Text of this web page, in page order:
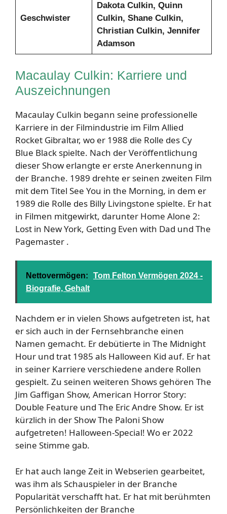
Geschwister
Dakota Culkin, Quinn
Culkin, Shane Culkin,
Christian Culkin, Jennifer
Adamson
Macaulay Culkin: Karriere und
Auszeichnungen
Macaulay Culkin begann seine professionelle
Karriere in der Filmindustrie im Film Allied
Rocket Gibraltar, wo er 1988 die Rolle des Cy
Blue Black spielte. Nach der Veröffentlichung
dieser Show erlangte er erste Anerkennung in
der Branche. 1989 drehte er seinen zweiten Film
mit dem Titel See You in the Morning, in dem er
1989 die Rolle des Billy Livingstone spielte. Er hat
in Filmen mitgewirkt, darunter Home Alone 2:
Lost in New York, Getting Even with Dad und The
Pagemaster .
Nettovermögen:
Tom Felton Vermögen 2024 -
Biografie, Gehalt
Nachdem er in vielen Shows aufgetreten ist, hat
er sich auch in der Fernsehbranche einen
Namen gemacht. Er debütierte in The Midnight
Hour und trat 1985 als Halloween Kid auf. Er hat
in seiner Karriere verschiedene andere Rollen
gespielt. Zu seinen weiteren Shows gehören The
Jim Gaffigan Show, American Horror Story:
Double Feature und The Eric Andre Show. Er ist
kürzlich in der Show The Paloni Show
aufgetreten! Halloween-Special! Wo er 2022
seine Stimme gab.
Er hat auch lange Zeit in Webserien gearbeitet,
was ihm als Schauspieler in der Branche
Popularität verschafft hat. Er hat mit berühmten
Persönlichkeiten der Branche